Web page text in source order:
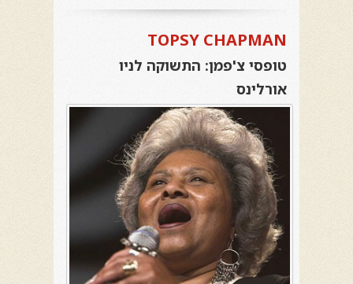
TOPSY CHAPMAN
טופסי צ'פמן: התשוקה לניו
אורלינס